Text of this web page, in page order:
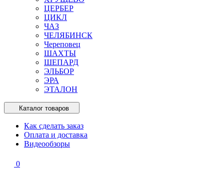
ЦЕРБЕР
ЦИКЛ
ЧАЗ
ЧЕЛЯБИНСК
Череповец
ШАХТЫ
ШЕПАРД
ЭЛЬБОР
ЭРА
ЭТАЛОН
Каталог товаров
Как сделать заказ
Оплата и доставка
Видеообзоры
0